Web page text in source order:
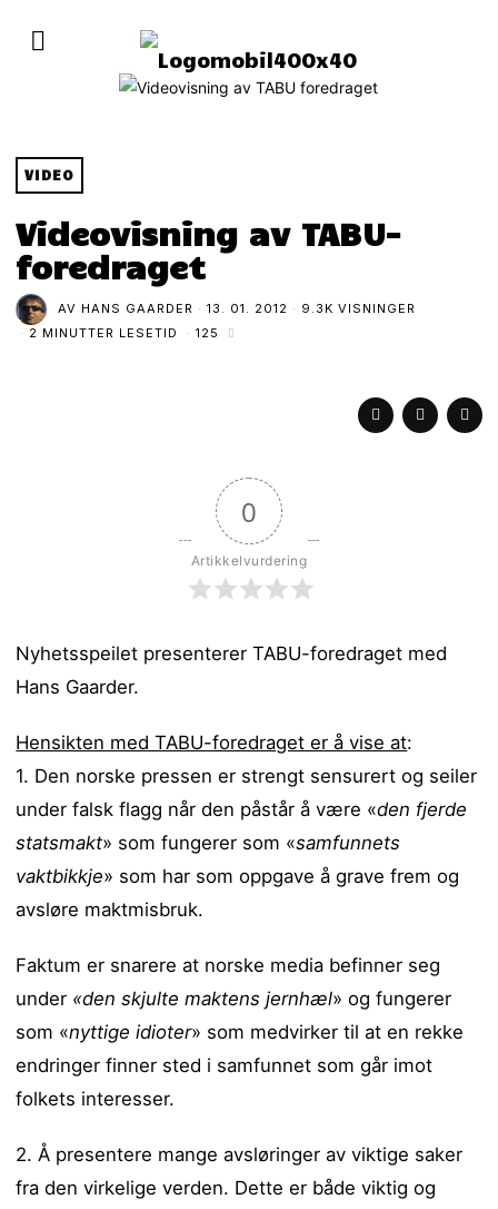
VIDEO
Videovisning av TABU-
foredraget
AV HANS GAARDER 13. 01. 2012
9.3K VISNINGER
2 MINUTTER LESETID
125
0
Artikkelvurdering
Nyhetsspeilet presenterer TABU-foredraget med
Hans Gaarder.
Hensikten med TABU-foredraget er å vise at:
1. Den norske pressen er strengt sensurert og seiler
under falsk flagg når den påstår å være «den fjerde
statsmakt» som fungerer som «samfunnets
vaktbikkje» som har som oppgave å grave frem og
avsløre maktmisbruk.
Faktum er snarere at norske media befinner seg
under «den skjulte maktens jernhæl» og fungerer
som «nyttige idioter» som medvirker til at en rekke
endringer finner sted i samfunnet som går imot
folkets interesser.
2. Å presentere mange avsløringer av viktige saker
fra den virkelige verden. Dette er både viktig og